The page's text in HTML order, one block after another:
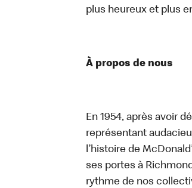
plus heureux et plus
À propos de nous
En 1954, après avoir
représentant
l’histoire de
ses portes à
rythme de nos